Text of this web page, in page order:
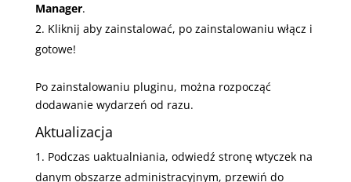
Manager.
Kliknij aby zainstalować, po zainstalowaniu włącz i
gotowe!
Po zainstalowaniu pluginu, można rozpocząć
dodawanie wydarzeń od razu.
Aktualizacja
Podczas uaktualniania, odwiedź stronę wtyczek na
danym obszarze administracyjnym, przewiń do